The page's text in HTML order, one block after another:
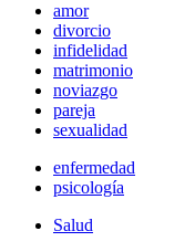
amor
divorcio
infidelidad
matrimonio
noviazgo
pareja
sexualidad
enfermedad
psicología
Salud